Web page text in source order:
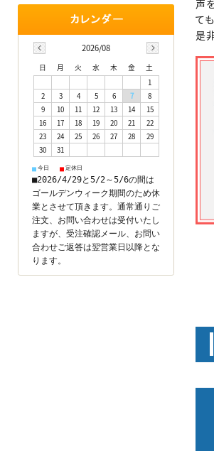
声
て
是
2026/08
日 月 火 水 木 金
土
1
2
3 4 5 6 7
8
9
10 11 12 13 14
15
16
17 18 19 20 21
22
23
24 25 26 27 28
29
30
31
■ 今日 ■ 定休日
■2026/4/29と5/2～5/6の間は
ゴールデンウィーク期間のため休
業とさせて頂きます。通常通りご
注文、お問い合わせは受付いたし
ますが、受注確認メール、お問い
合わせご返答は翌営業日以降とな
ります。